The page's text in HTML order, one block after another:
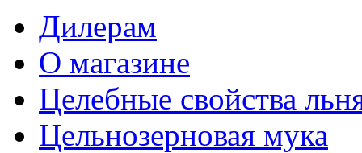
Дилерам
О магазине
Целебные свойства
Цельнозерновая мука